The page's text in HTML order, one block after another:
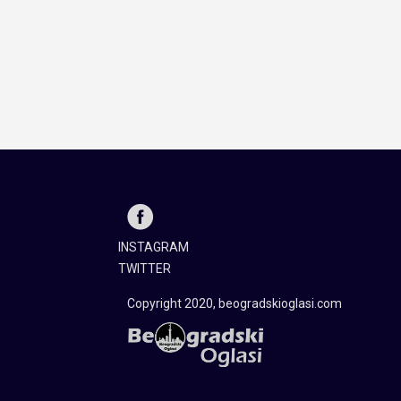
INSTAGRAM
TWITTER
Copyright 2020, beogradskioglasi.com